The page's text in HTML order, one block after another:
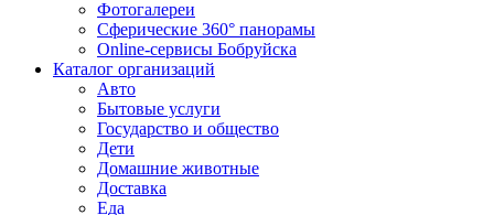
Фотогалереи
Сферические 360° панорамы
Online-сервисы Бобруйска
Каталог организаций
Авто
Бытовые услуги
Государство и общество
Дети
Домашние животные
Доставка
Еда